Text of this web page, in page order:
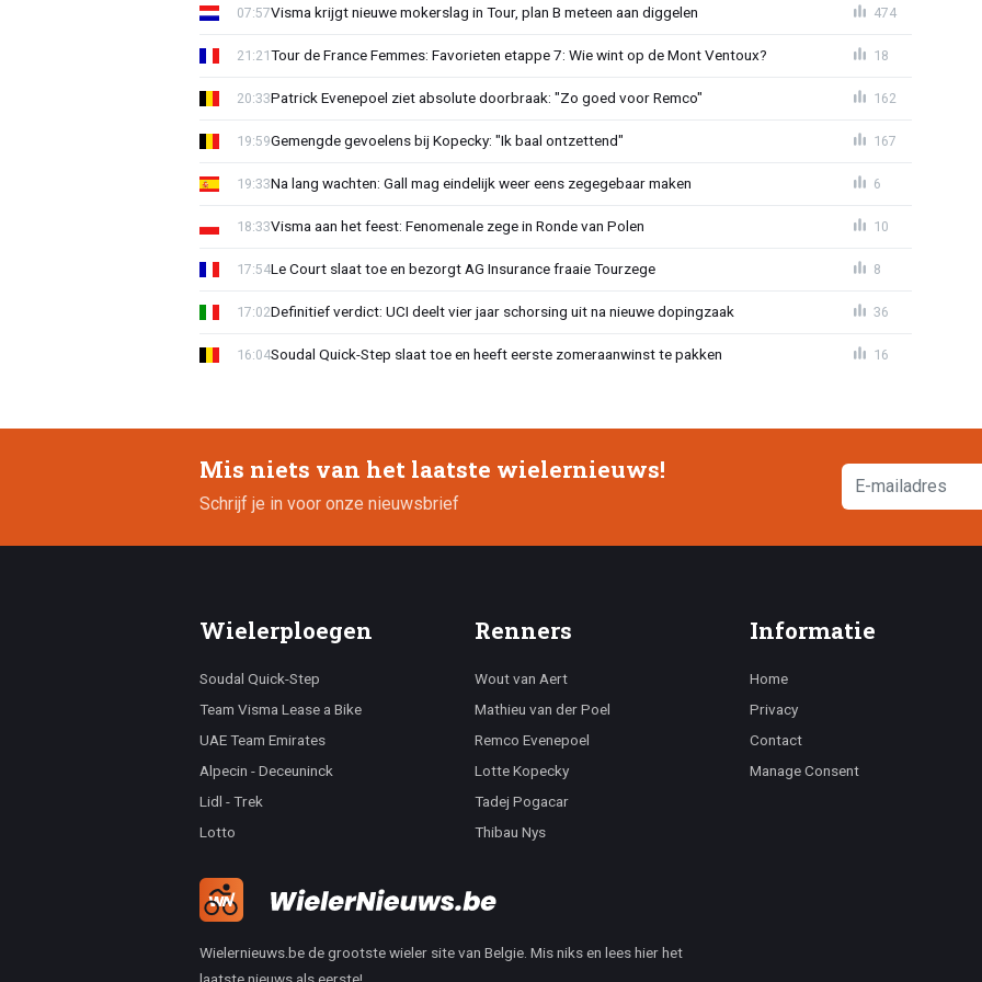
Visma krijgt nieuwe mokerslag in Tour, plan B meteen aan diggelen
07:57 474
Tour de France Femmes: Favorieten etappe 7: Wie wint op de Mont Ventoux?
21:21 18
Patrick Evenepoel ziet absolute doorbraak: "Zo goed voor Remco"
20:33 162
Gemengde gevoelens bij Kopecky: "Ik baal ontzettend"
19:59 167
Na lang wachten: Gall mag eindelijk weer eens zegegebaar maken
19:33 6
Visma aan het feest: Fenomenale zege in Ronde van Polen
18:33 10
Le Court slaat toe en bezorgt AG Insurance fraaie Tourzege
17:54 8
Definitief verdict: UCI deelt vier jaar schorsing uit na nieuwe dopingzaak
17:02 36
Soudal Quick-Step slaat toe en heeft eerste zomeraanwinst te pakken
16:04 16
Mis niets van het laatste wielernieuws!
Schrijf je in voor onze nieuwsbrief
Wielerploegen
Soudal Quick-Step
Team Visma Lease a Bike
UAE Team Emirates
Alpecin - Deceuninck
Lidl - Trek
Lotto
Renners
Wout van Aert
Mathieu van der Poel
Remco Evenepoel
Lotte Kopecky
Tadej Pogacar
Thibau Nys
Informatie
Home
Privacy
Contact
Manage Consent
Wielernieuws.be de grootste wieler site van Belgie. Mis niks en lees hier het
laatste nieuws als eerste!